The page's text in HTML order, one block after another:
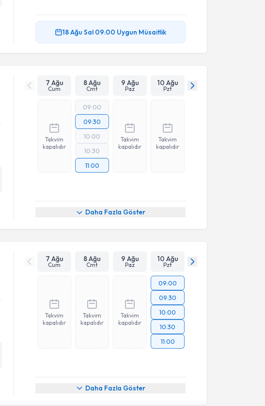
18 Ağu Sal 09:00 Uygun Müsaitlik
7 Ağu
Cum
8 Ağu
Cmt
9 Ağu
Paz
10 Ağu
Pzt
Takvim
kapalıdır
09:00
09:30
10:00
10:30
11:00
Takvim
kapalıdır
Takvim
kapalıdır
Daha Fazla Göster
7 Ağu
Cum
8 Ağu
Cmt
9 Ağu
Paz
10 Ağu
Pzt
Takvim
kapalıdır
Takvim
kapalıdır
Takvim
kapalıdır
09:00
09:30
10:00
10:30
11:00
Daha Fazla Göster